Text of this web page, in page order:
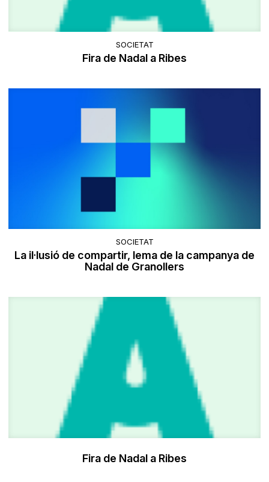
SOCIETAT
Fira de Nadal a Ribes
SOCIETAT
La il·lusió de compartir, lema de la campanya de
Nadal de Granollers
Fira de Nadal a Ribes